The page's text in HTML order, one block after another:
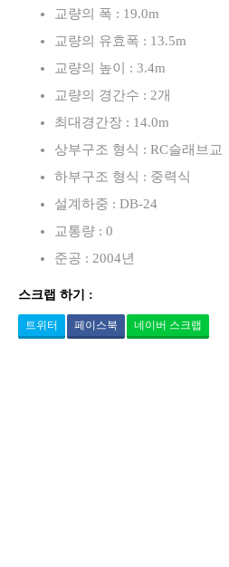
교량의 폭 : 19.0m
교량의 유효폭 : 13.5m
교량의 높이 : 3.4m
교량의 경간수 : 2개
최대경간장 : 14.0m
상부구조 형식 : RC슬래브교
하부구조 형식 : 중력식
설계하중 : DB-24
교통량 : 0
준공 : 2004년
스크랩 하기 :
트위터 페이스북 네이버 스크랩